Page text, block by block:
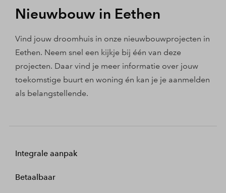
Nieuwbouw in Eethen
Vind jouw droomhuis in onze nieuwbouwprojecten in
Eethen. Neem snel een kijkje bij één van deze
projecten. Daar vind je meer informatie over jouw
toekomstige buurt en woning én kan je je aanmelden
als belangstellende.
Integrale aanpak
Betaalbaar